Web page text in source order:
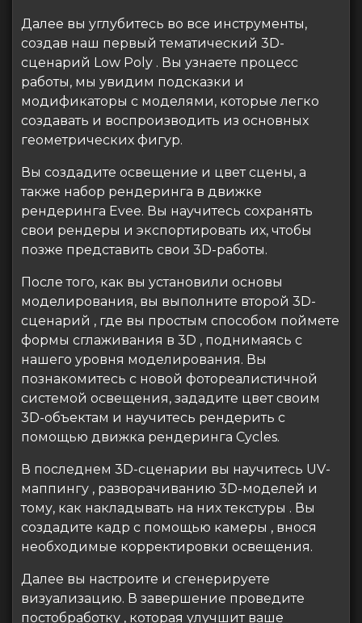
Далее вы углубитесь во все инструменты,
создав наш первый тематический 3D-
сценарий Low Poly . Вы узнаете процесс
работы, мы увидим подсказки и
модификаторы с моделями, которые легко
создавать и воспроизводить из основных
геометрических фигур.
Вы создадите освещение и цвет сцены, а
также набор рендеринга в движке
рендеринга Evee. Вы научитесь сохранять
свои рендеры и экспортировать их, чтобы
позже представить свои 3D-работы.
После того, как вы установили основы
моделирования, вы выполните второй 3D-
сценарий , где вы простым способом поймете
формы сглаживания в 3D , поднимаясь с
нашего уровня моделирования. Вы
познакомитесь с новой фотореалистичной
системой освещения, зададите цвет своим
3D-объектам и научитесь рендерить с
помощью движка рендеринга Cycles.
В последнем 3D-сценарии вы научитесь UV-
маппингу , разворачиванию 3D-моделей и
тому, как накладывать на них текстуры . Вы
создадите кадр с помощью камеры , внося
необходимые корректировки освещения.
Далее вы настроите и сгенерируете
визуализацию. В завершение проведите
постобработку , которая улучшит ваше